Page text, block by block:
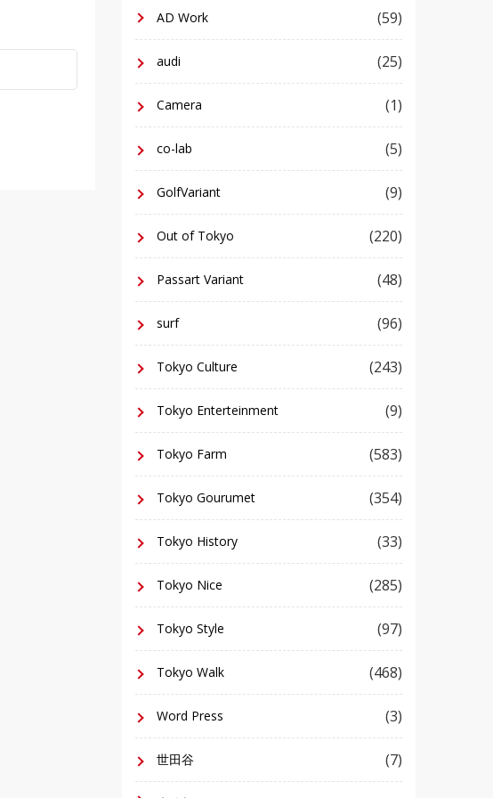
AD Work (59)
audi (25)
Camera (1)
co-lab (5)
GolfVariant (9)
Out of Tokyo (220)
Passart Variant (48)
surf (96)
Tokyo Culture (243)
Tokyo Enterteinment (9)
Tokyo Farm (583)
Tokyo Gourumet (354)
Tokyo History (33)
Tokyo Nice (285)
Tokyo Style (97)
Tokyo Walk (468)
Word Press (3)
世田谷 (7)